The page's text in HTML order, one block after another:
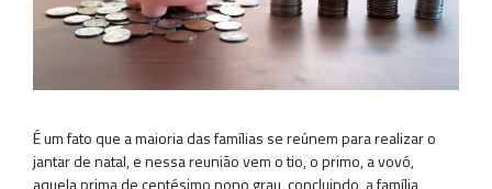
É um fato que a maioria das famílias se reúnem para realizar o
jantar de natal, e nessa reunião vem o tio, o primo, a vovó,
aquela prima de centésimo nono grau, concluindo, a família